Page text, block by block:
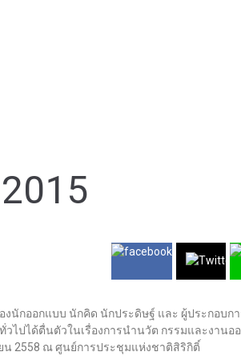
นักออกแบบ นักคิด นักประดิษฐ์ และ ผู้ประกอบก
ไปได้ตื่นตัวในเรื่องการนำนวัต กรรมและงานอ
ยน 2558 ณ ศูนย์การประชุมแห่งชาติสิริกิติ์